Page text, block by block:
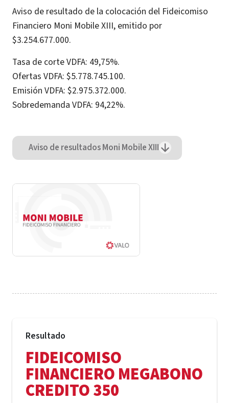
Aviso de resultado de la colocación del Fideicomiso
Financiero Moni Mobile XIII, emitido por
$3.254.677.000.
Tasa de corte VDFA: 49,75%.
Ofertas VDFA: $5.778.745.100.
Emisión VDFA: $2.975.372.000.
Sobredemanda VDFA: 94,22%.
Aviso de resultados Moni Mobile XIII
Resultado
FIDEICOMISO
FINANCIERO MEGABONO
CREDITO 350